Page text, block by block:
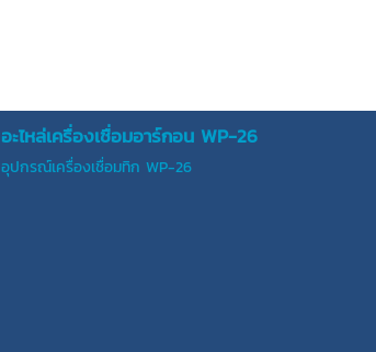
อะไหล่เครื่องเชื่อมอาร์กอน WP-26
อุปกรณ์เครื่องเชื่อมทิก WP-26